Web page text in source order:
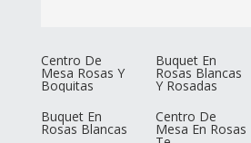
Centro De
Mesa Rosas Y
Boquitas
Buquet En
Rosas Blancas
Y Rosadas
Buquet En
Rosas Blancas
Centro De
Mesa En Rosas